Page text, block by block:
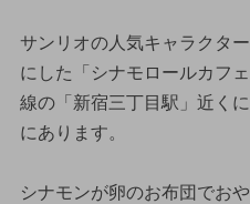
サンリオの人気キャラクタ
にした「シナモロールカフ
線の「新宿三丁目駅」近く
にあります。
シナモンが卵のお布団でお